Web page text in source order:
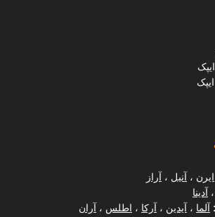
ایرن ، آنیل ،
آراز
، آدینا
: آلما ، آیدین ، آرکا ، اطلس ،
آران